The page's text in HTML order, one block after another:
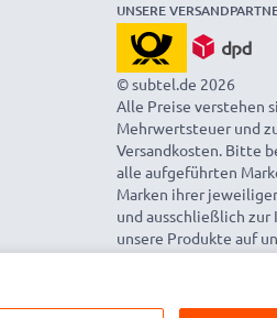
UNSERE
© subtel.de 2026
Alle Preise verstehen
Mehrwertsteuer und
Versandkosten. Bitte
alle aufgeführten
Marken ihrer
und ausschließlich
unsere Produkte auf
genannt werden.